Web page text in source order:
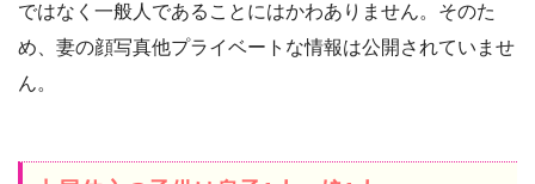
ではなく一般人であることにはかわありません。そのた
め、妻の顔写真他プライベートな情報は公開されていませ
ん。